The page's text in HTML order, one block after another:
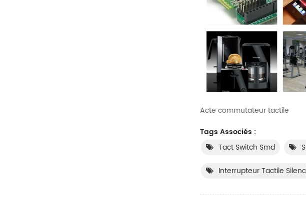
Acte commutateur tactile
Tags Associés :
Tact Switch Smd
Interrupteur Tactile